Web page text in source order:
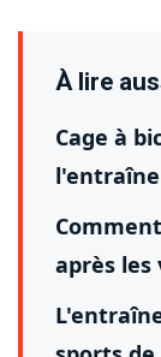
À lire
Cage à
après les